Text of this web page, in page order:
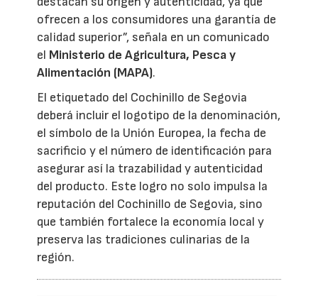
ofrecen a los consumidores una garantía de
calidad superior”, señala en un comunicado
el Ministerio de Agricultura, Pesca y
Alimentación (MAPA).
El etiquetado del Cochinillo de Segovia
deberá incluir el logotipo de la denominación,
el símbolo de la Unión Europea, la fecha de
sacrificio y el número de identificación para
asegurar así la trazabilidad y autenticidad
del producto. Este logro no solo impulsa la
reputación del Cochinillo de Segovia, sino
que también fortalece la economía local y
preserva las tradiciones culinarias de la
región.